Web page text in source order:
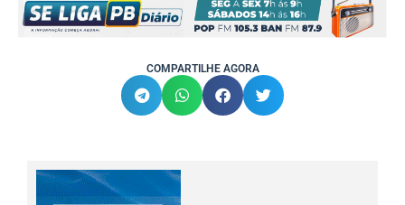
COMPARTILHE AGORA